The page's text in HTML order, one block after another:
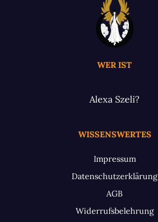
WER IST
Alexa Szeli?
WISSENSWERTES
Impressum
Datenschutzerklärung
AGB
Widerrufsbelehrung